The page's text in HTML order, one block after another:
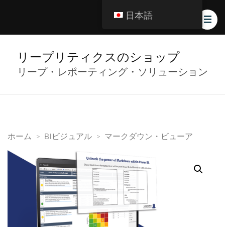
リープリティクスのショップ
リープ・レポーティング・ソリューション
ホーム > BIビジュアル > マークダウン・ビューア
日本語